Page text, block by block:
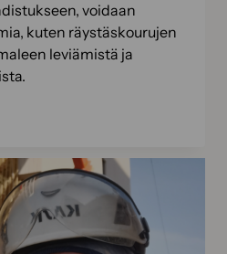
voidaan
kuten räystäskourujen
leviämistä ja